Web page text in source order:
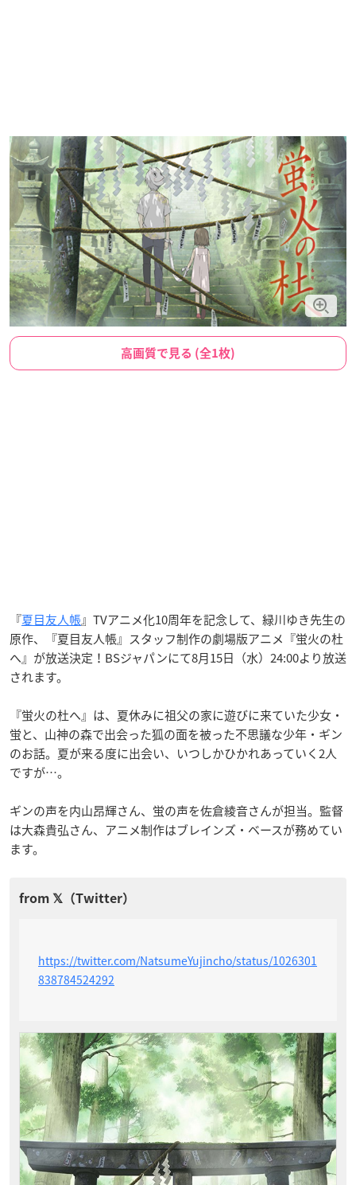
高画質で見る (全1枚)
『夏目友人帳』TVアニメ化10周年を記念して、緑川ゆき先生の
原作、『夏目友人帳』スタッフ制作の劇場版アニメ『蛍火の杜
へ』が放送決定！BSジャパンにて8月15日（水）24:00より放送
されます。
『蛍火の杜へ』は、夏休みに祖父の家に遊びに来ていた少女・
蛍と、山神の森で出会った狐の面を被った不思議な少年・ギン
のお話。夏が来る度に出会い、いつしかひかれあっていく2人
ですが…。
ギンの声を内山昂輝さん、蛍の声を佐倉綾音さんが担当。監督
は大森貴弘さん、アニメ制作はブレインズ・ベースが務めてい
ます。
https://twitter.com/NatsumeYujincho/status/1026301
838784524292